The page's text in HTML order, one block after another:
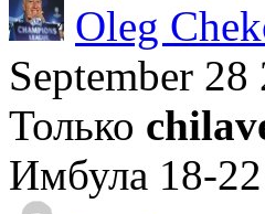
Oleg
September
Только
Имбула 18-